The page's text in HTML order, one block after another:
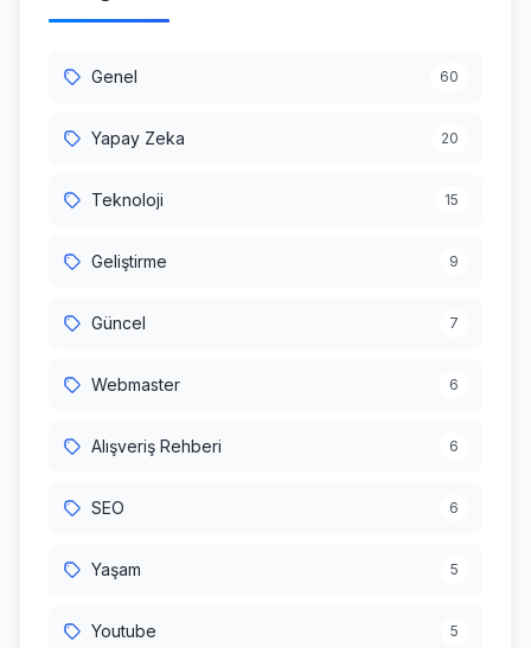
Genel 60
Yapay Zeka 20
Teknoloji 15
Geliştirme 9
Güncel 7
Webmaster 6
Alışveriş Rehberi 6
SEO 6
Yaşam 5
Youtube 5